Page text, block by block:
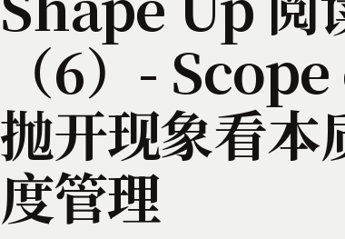
（6）-
抛开现象看本
度管理